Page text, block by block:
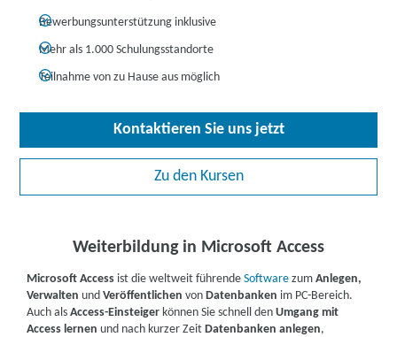
Bewerbungsunterstützung inklusive
Mehr als 1.000 Schulungsstandorte
Teilnahme von zu Hause aus möglich
Kontaktieren Sie uns jetzt
Zu den Kursen
Weiterbildung in Microsoft Access
Microsoft Access ist die weltweit führendeSoftware zumAnlegen,
VerwaltenundVeröffentlichenvon Datenbanken im PC-Bereich.
Auch alsAccess-Einsteiger können Sie schnell denUmgang mit
Access lernen und nach kurzer ZeitDatenbanken anlegen,